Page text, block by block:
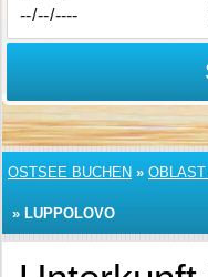
OSTSEE BUCHEN »
» LUPPOLOVO